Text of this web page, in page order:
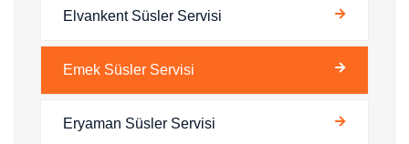
Elvankent Süsler Servisi
Emek Süsler Servisi
Eryaman Süsler Servisi